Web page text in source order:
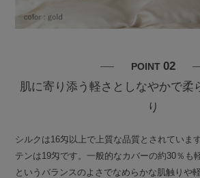
POINT 02
肌に寄り添う軽さとしなやかで柔
り
シルクは16匁以上で上質な品質とされていま
テンは19匁です。一般的なカバーの約30％も
というバランスのよさでなめらかな肌触りや